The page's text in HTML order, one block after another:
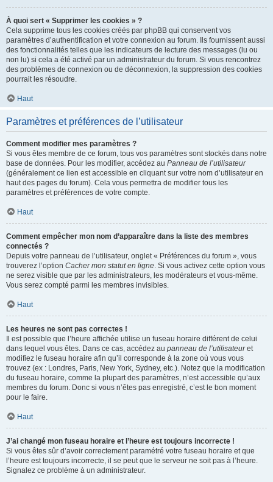
À quoi sert « Supprimer les cookies » ?
Cela supprime tous les cookies créés par phpBB qui conservent vos
paramètres d’authentification et votre connexion au forum. Ils fournissent aussi
des fonctionnalités telles que les indicateurs de lecture des messages (lu ou
non lu) si cela a été activé par un administrateur du forum. Si vous rencontrez
des problèmes de connexion ou de déconnexion, la suppression des cookies
pourrait les résoudre.
Haut
Paramètres et préférences de l’utilisateur
Comment modifier mes paramètres ?
Si vous êtes membre de ce forum, tous vos paramètres sont stockés dans notre
base de données. Pour les modifier, accédez au Panneau de l’utilisateur
(généralement ce lien est accessible en cliquant sur votre nom d’utilisateur en
haut des pages du forum). Cela vous permettra de modifier tous les
paramètres et préférences de votre compte.
Haut
Comment empêcher mon nom d’apparaître dans la liste des membres
connectés ?
Depuis votre panneau de l’utilisateur, onglet « Préférences du forum », vous
trouverez l’option Cacher mon statut en ligne. Si vous activez cette option vous
ne serez visible que par les administrateurs, les modérateurs et vous-même.
Vous serez compté parmi les membres invisibles.
Haut
Les heures ne sont pas correctes !
Il est possible que l’heure affichée utilise un fuseau horaire différent de celui
dans lequel vous êtes. Dans ce cas, accédez au panneau de l’utilisateuret
modifiez le fuseau horaire afin qu’il corresponde à la zone où vous vous
trouvez (ex : Londres, Paris, New York, Sydney, etc.). Notez que la modification
du fuseau horaire, comme la plupart des paramètres, n’est accessible qu’aux
membres du forum. Donc si vous n’êtes pas enregistré, c’est le bon moment
pour le faire.
Haut
J’ai changé mon fuseau horaire et l’heure est toujours incorrecte !
Si vous êtes sûr d’avoir correctement paramétré votre fuseau horaire et que
l’heure est toujours incorrecte, il se peut que le serveur ne soit pas à l’heure.
Signalez ce problème à un administrateur.